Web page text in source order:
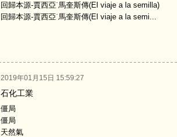
回歸本源-賈西亞˙馬奎斯傳(El viaje a la semilla)
回歸本源-賈西亞˙馬奎斯傳(El viaje a la semi...
2019年01月15日 15:59:27
石化工業
僵局
僵局
天然氣